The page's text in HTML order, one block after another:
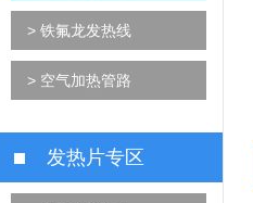
> 铁氟龙发热线
> 空气加热管路
发热片专区